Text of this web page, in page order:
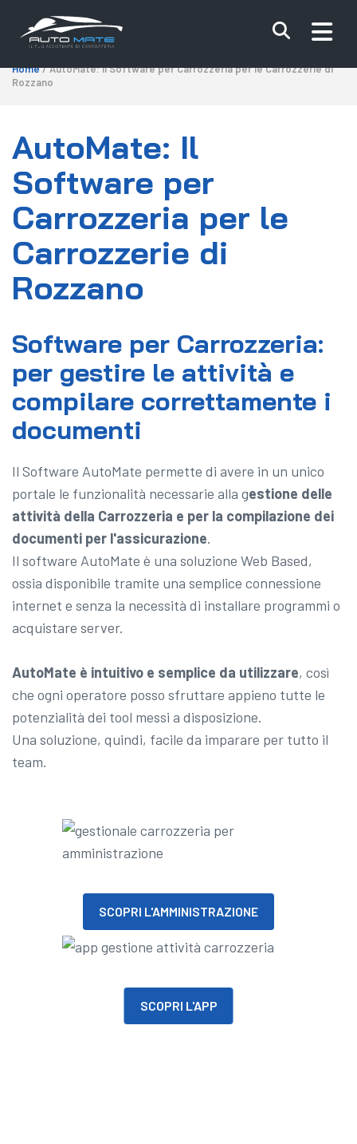
Home/ AutoMate: Il Software per Carrozzeria per le Carrozzerie di
Rozzano
AutoMate: Il
Software per
Carrozzeria per le
Carrozzerie di
Rozzano
Software per Carrozzeria:
per gestire le attività e
compilare correttamente i
documenti
Il Software AutoMate permette di avere in un unico
portale le funzionalità necessarie alla gestione delle
attività della Carrozzeria e per la compilazione dei
documenti per l'assicurazione.
Il software AutoMate è una soluzione Web Based,
ossia disponibile tramite una semplice connessione
internet e senza la necessità di installare programmi o
acquistare server.
AutoMate è intuitivo e semplice da utilizzare, così
che ogni operatore posso sfruttare appieno tutte le
potenzialità dei tool messi a disposizione.
Una soluzione, quindi, facile da imparare per tutto il
team.
SCOPRI L'AMMINISTRAZIONE
SCOPRI L'APP